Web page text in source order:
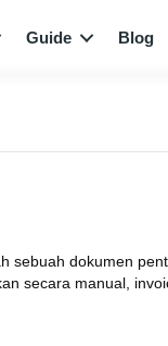
Guide Blog
sebuah dokumen
secara manual,